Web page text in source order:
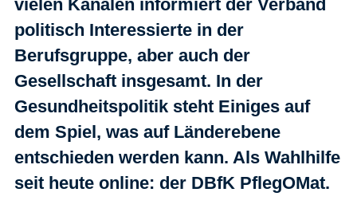
vielen Kanälen informiert der Verband
politisch Interessierte in der
Berufsgruppe, aber auch der
Gesellschaft insgesamt. In der
Gesundheitspolitik steht Einiges auf
dem Spiel, was auf Länderebene
entschieden werden kann. Als Wahlhilfe
seit heute online: der DBfK PflegOMat.